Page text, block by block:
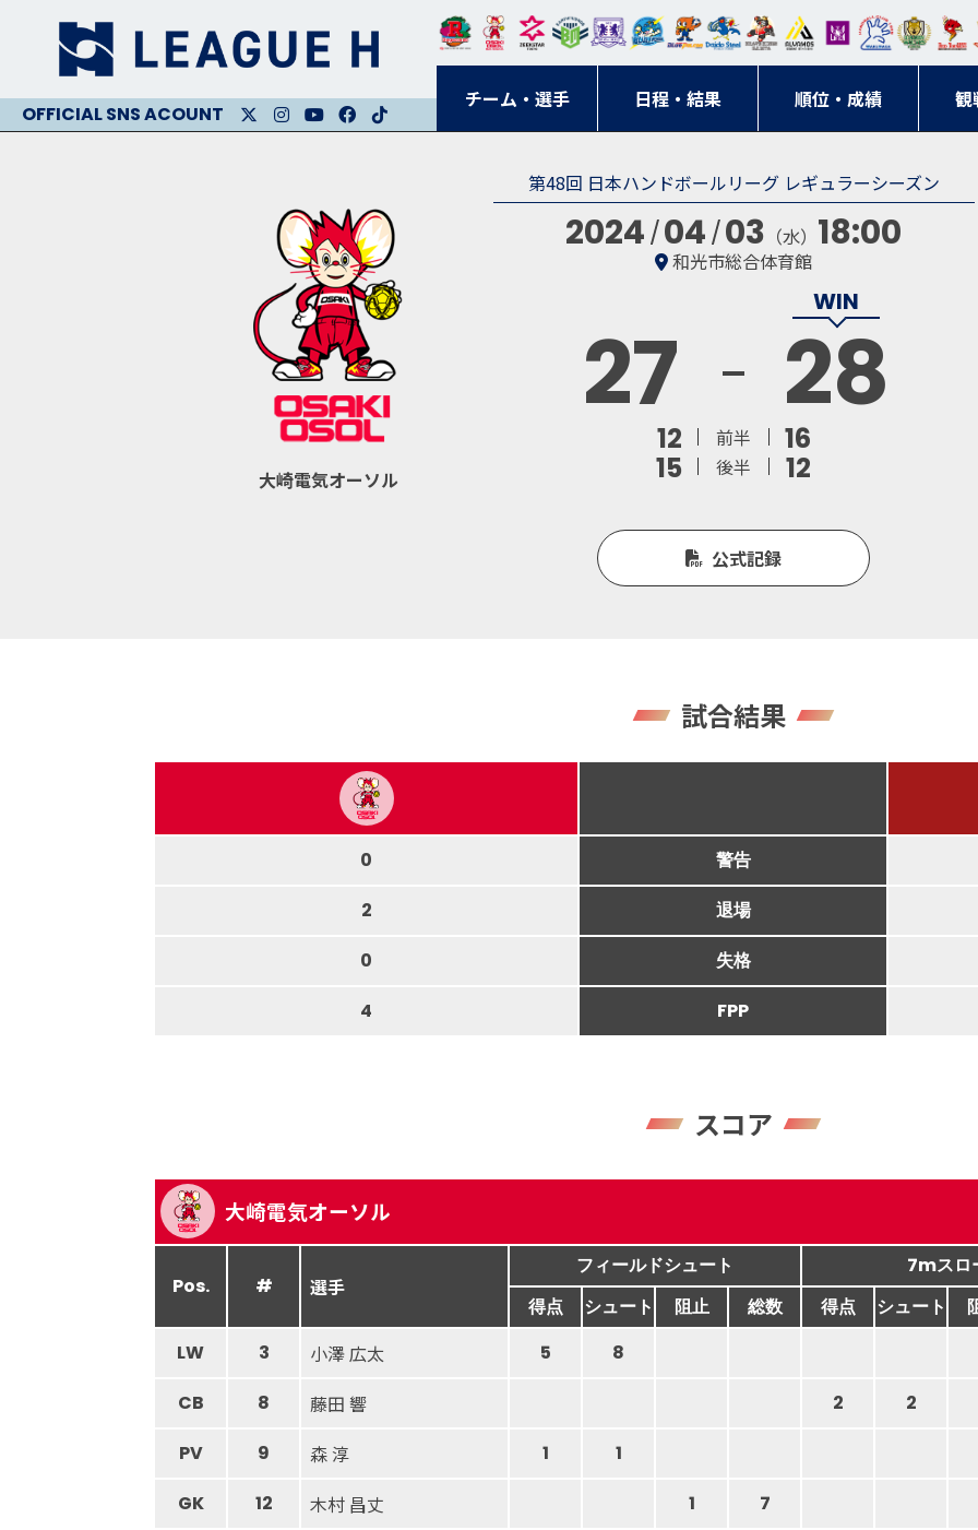
チーム・選手 日程・結果 順位・成績 観
東日
本レ
ガロ
オー
ソル
埼玉
クス
ター
東京
BM
川
ドリ
ーム
ス
寺ブ
ルー
サン
ーフ
ァル
コン
屋
ニッ キン
ス大
阪
エゾハン
ブ
ンウ
ルヴ
ス福
第48回 日本ハンドボールリーグ レギュラーシーズン
大崎電気オーソル
2024 04 03 （水） 18:00
和光市総合体育館
27 28
12 前半
16
15
後半 12
公式記録
試合結果
0 警告
2
退場
0
失格
4
FPP
スコア
大崎電気オーソル
Pos. # 選手
フィールドシュート
7mスロ
得点
シュート 阻止 総数 得点 シュート
LW
3 小澤 広太 5
8
CB
8 藤田 響 2
2
PV
9 森 淳 1
1
GK
12 木村 昌丈 1
7